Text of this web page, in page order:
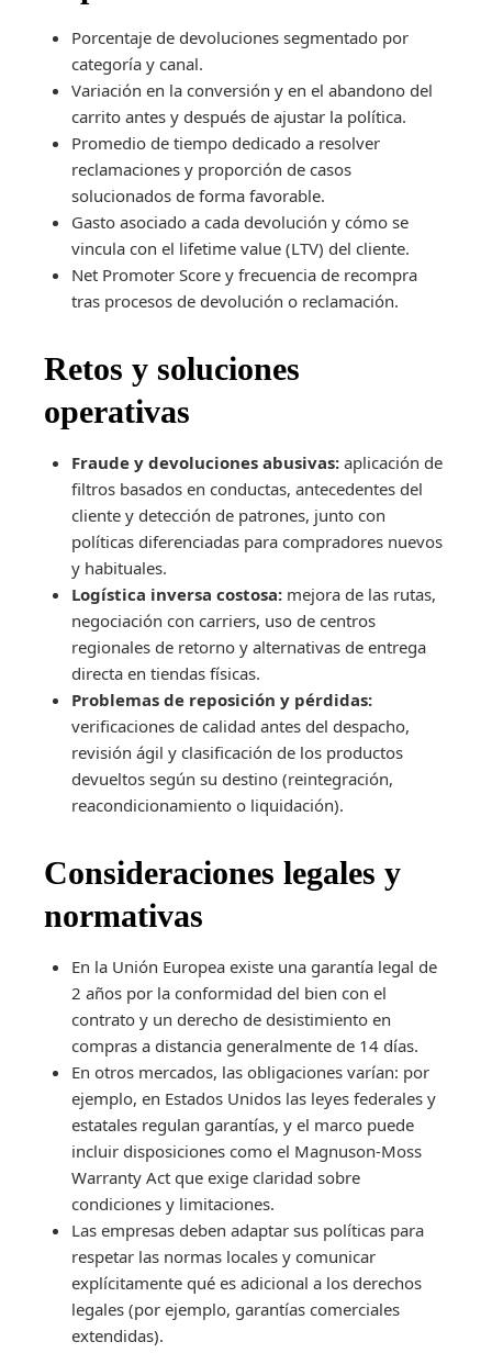
Porcentaje de devoluciones segmentado por
categoría y canal.
Variación en la conversión y en el abandono del
carrito antes y después de ajustar la política.
Promedio de tiempo dedicado a resolver
reclamaciones y proporción de casos
solucionados de forma favorable.
Gasto asociado a cada devolución y cómo se
vincula con el lifetime value (LTV) del cliente.
Net Promoter Score y frecuencia de recompra
tras procesos de devolución o reclamación.
Retos y soluciones
operativas
Fraude y devoluciones abusivas: aplicación de
filtros basados en conductas, antecedentes del
cliente y detección de patrones, junto con
políticas diferenciadas para compradores nuevos
y habituales.
Logística inversa costosa: mejora de las rutas,
negociación con carriers, uso de centros
regionales de retorno y alternativas de entrega
directa en tiendas físicas.
Problemas de reposición y pérdidas:
verificaciones de calidad antes del despacho,
revisión ágil y clasificación de los productos
devueltos según su destino (reintegración,
reacondicionamiento o liquidación).
Consideraciones legales y
normativas
En la Unión Europea existe una garantía legal de
2 años por la conformidad del bien con el
contrato y un derecho de desistimiento en
compras a distancia generalmente de 14 días.
En otros mercados, las obligaciones varían: por
ejemplo, en Estados Unidos las leyes federales y
estatales regulan garantías, y el marco puede
incluir disposiciones como el Magnuson-Moss
Warranty Act que exige claridad sobre
condiciones y limitaciones.
Las empresas deben adaptar sus políticas para
respetar las normas locales y comunicar
explícitamente qué es adicional a los derechos
legales (por ejemplo, garantías comerciales
extendidas).